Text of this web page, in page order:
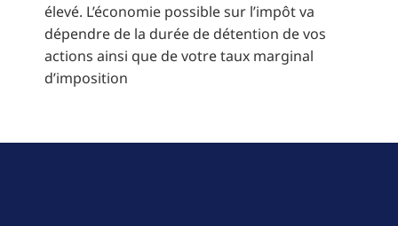
élevé. L’économie possible sur l’impôt va
dépendre de la durée de détention de vos
actions ainsi que de votre taux marginal
d’imposition